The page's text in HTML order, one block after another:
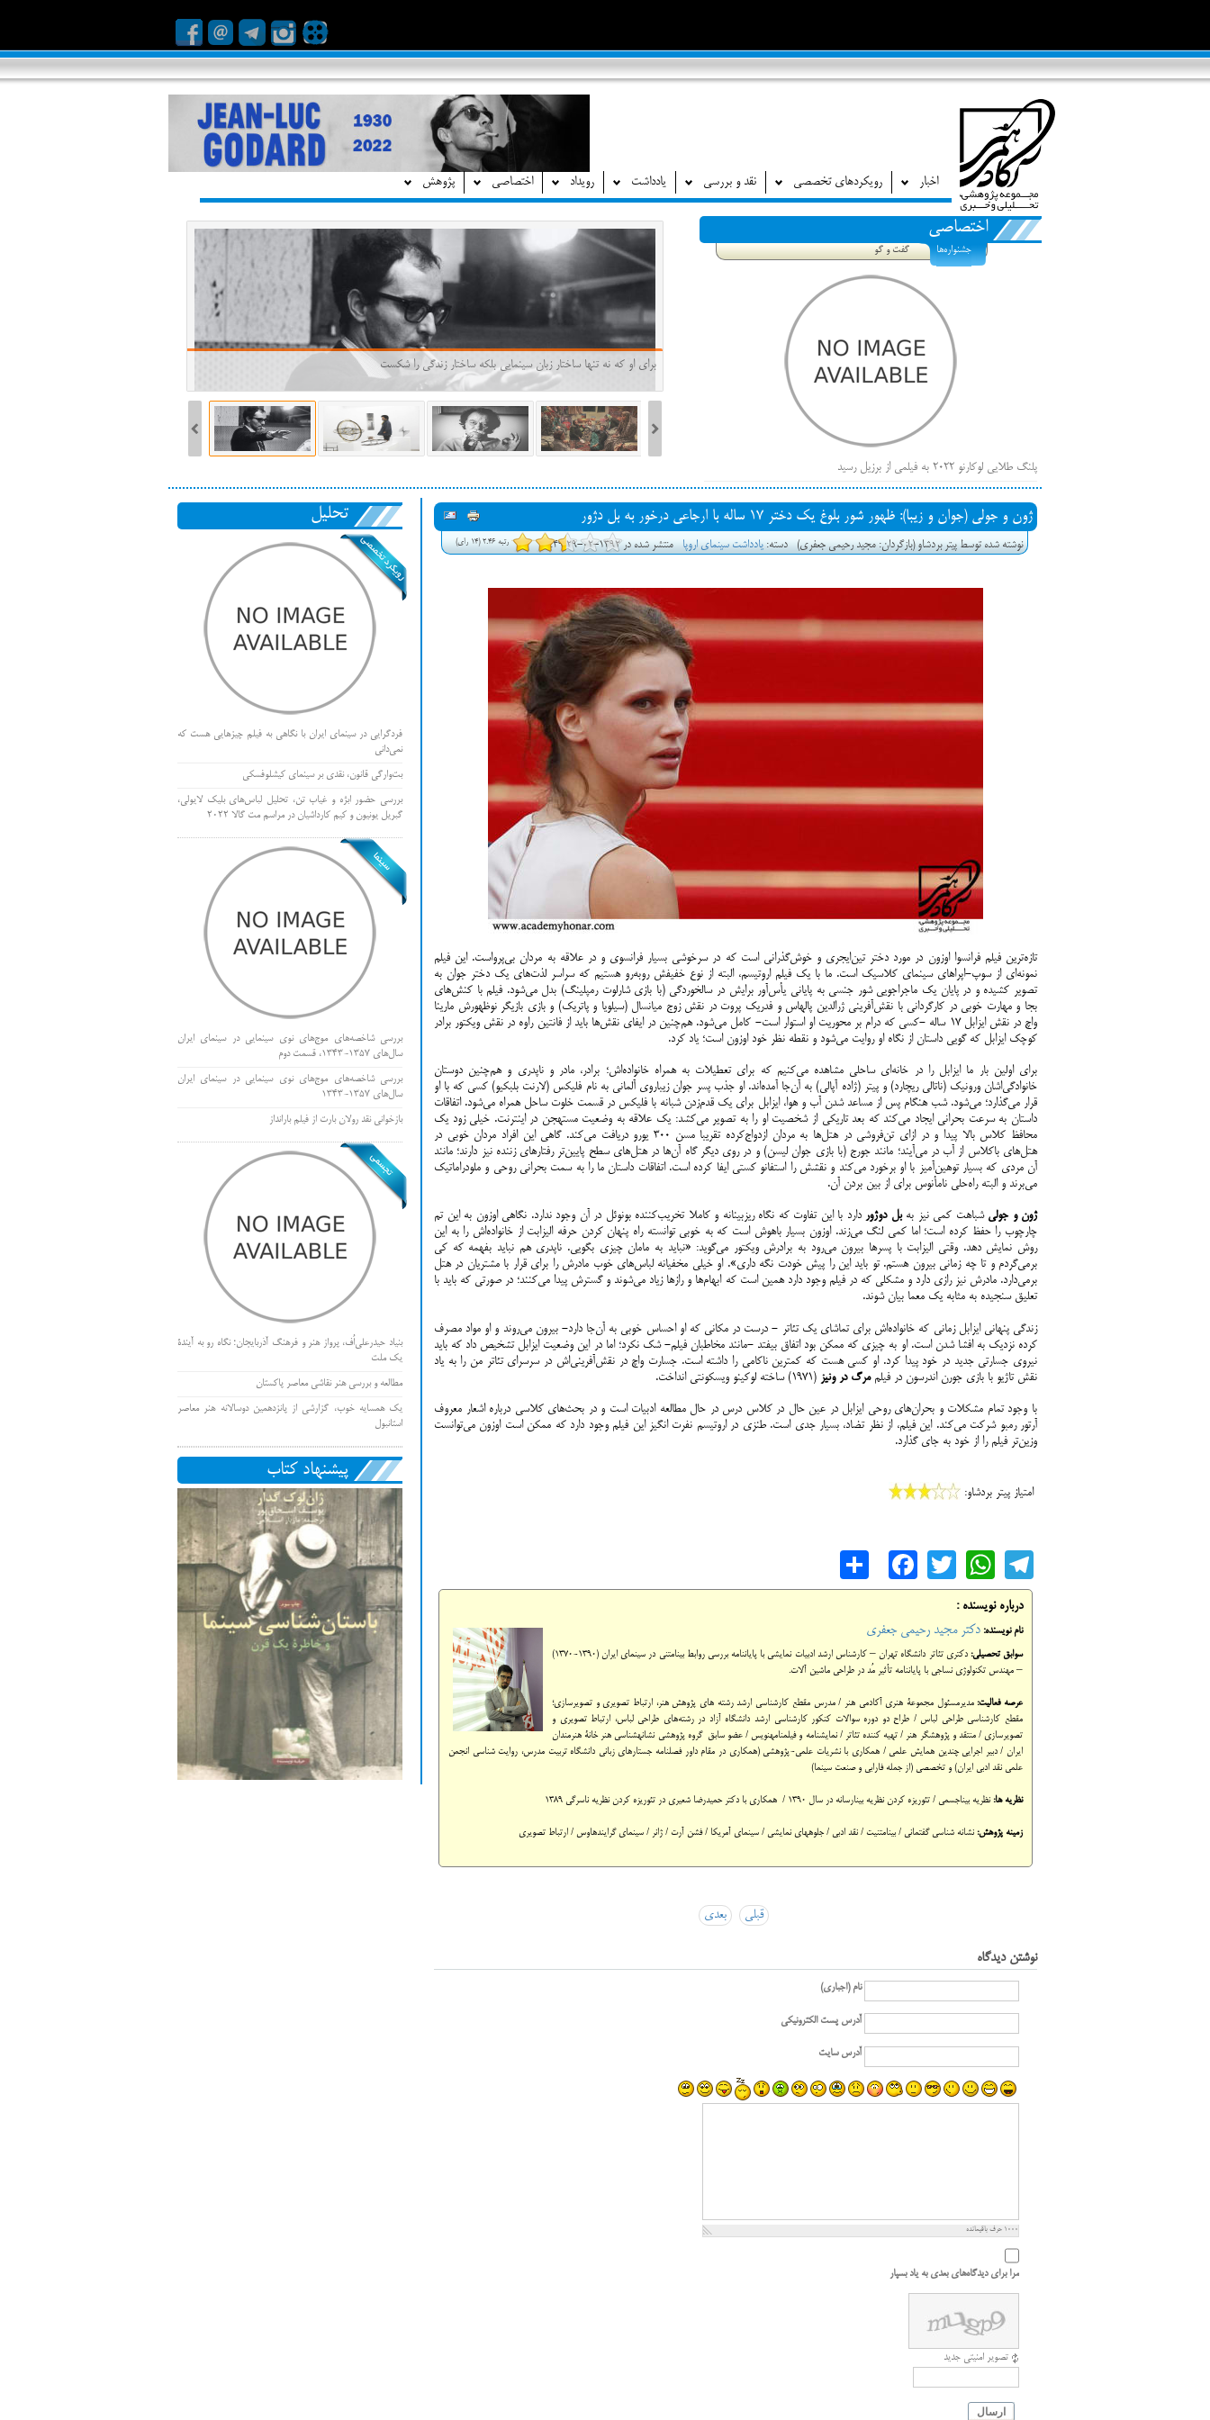
اخبار رویکردهای تخصصی نقد و بررسی یادداشت رویداد اختصاصی پژوهش
اختصاصی
جشنواره‌ها گفت و گو
پلنگ طلایی لوکارنو ۲۰۲۲ به فیلمی از برزیل رسید
فهرست فیلم‌های بخش مسابقه جشنواره فیلم ونیز ۲۰۲۲ مشخص شد، سهم پررنگ
ایرانی‌ها
بیرون راندن فیلم‌های منتسب به حامیان کرملین از جشنواره کن، راه برای مستقل‌ها
باز است
برای او که نه تنها ساختار زبان سینمایی بلکه ساختار زندگی را شکست
ژون و جولی (جوان و زیبا): ظهور شور بلوغ یک دختر 17 ساله با ارجاعی درخور به بل دژور
رتبه 2.46 (14 رای) نوشته شده توسط پیتر بردشاو (بازگردان: مجید رحیمی جعفری) دسته:یادداشت سینمای اروپا منتشر شده در 1392-02-29 00:49
تازه‌ترین فیلم فرانسوا اوزون در مورد دختر تین‌ایجری و خوش‌گذرانی است که در سرخوشی بسیار فرانسوی و در علاقه به مردان بی‌پرواست. این فیلم
نمونه‌ای از سوپ‌-اپراهای سینمای کلاسیک است. ما با یک فیلم اروتیسم، البته از نوع خفیفش روبه‌رو هستیم که سراسر لذت‌های یک دختر جوان به
تصویر کشیده و در پایان یک ماجراجویی شور جنسی‌ به پایانی یأس‌آور برایش در سالخوردگی (با بازی شارلوت رمپلینگ) بدل می‌شود. فیلم با کنش‌های
بجا و مهارت خوبی در کارگردانی با نقش‌آفرینی ژرالدین پالهاس و فدریک پروت در نقش زوج میانسال (سیلویا و پاتریک) و بازی بازیگر نوظهورش مارینا
واچ در نقش ایزابل 17 ساله -کسی که درام بر محوریت او استوار است- کامل می‌شود. هم‌چنین در ایفای نقش‌ها باید از فانتین راوه در نقش ویکتور برادر
کوچک ایزابل که گویی داستان از نگاه او روایت می‌شود و نقطه نظر خود اوزون است؛ یاد کرد.
برای اولین بار ما ایزابل را در خانه‌ای ساحلی مشاهده می‌کنیم که برای تعطیلات به همراه خانواده‌اش؛ برادر، مادر و ناپدری و هم‌چنین دوستان
خانوادگی‌اشان ورونیک (ناتالی ریچارد) و پیتر (ژاده آپالی) به آن‌جا آمده‌اند. او جذب پسر جوان زیباروی آلمانی به نام فلیکس (لارنت بلبکیو) کسی که با او
قرار می‌گذارد؛ می‌شود. شب هنگام پس از مساعد شدن آب و هوا، ایزابل برای یک قدم‌زدن شبانه با فلیکس در قسمت خلوت ساحل همراه می‌شود. اتفاقات
داستان به سرعت بحرانی ایجاد می‌کند که بعد تاریکی از شخصیت او را به تصویر می‌کشد: یک علاقه به وضعیت مستهجن در اینترنت. خیلی زود یک
محافظ کلاس بالا پیدا و در ازای تن‌فروشی در هتل‌ها به مردان ازدواج‌کرده تقریبا مسن 300 یورو دریافت می‌کند. گاهی این افراد مردان خوبی در
هتل‌های باکلاس از آب در می‌آیند؛ مانند جورج (با بازی جوان لیسن) و در روی دیگر گاه آن‌ها در هتل‌های سطح پایین‌تر رفتارهای زننده نیز دارند؛ مانند
آن مردی که بسیار توهین‌آمیز با او برخورد می‌کند و نقشش را استفانو کستی ایفا کرده است. اتفاقات داستان ما را به سمت بحرانی روحی و ملودراماتیک
می‌برند و البته راه‌حلی نامأنوس برای از بین بردن آن.
ژون و جولی شباهت کمی نیز بهبل دوژور دارد با این تفاوت که نگاه ریزبینانه و کاملا تخریب‌کننده بونوئل در آن وجود ندارد. نگاهی اوزون به این تم
چارچوب را حفظ کرده است؛ اما کمی لنگ می‌زند. اوزون بسیار باهوش است که به خوبی توانسته راه پنهان کردن حرفه الیزابت از خانواده‌اش را به این
روش نمایش دهد. وقتی الیزابت با پسرها بیرون می‌رود به برادرش ویکتور می‌گوید: «نباید به مامان چیزی بگویی. ناپدری هم نباید بفهمه که کی
برمی‌گردم و تا چه زمانی بیرون هستم. تو باید این را پیش خودت نگه داری». او خیلی مخفیانه لباس‌های خوب مادرش را برای قرار با مشتریان در هتل
برمی‌دارد. مادرش نیز رازی دارد و مشکلی که در فیلم وجود دارد همین است که ابهام‌ها و رازها زیاد می‌شوند و گسترش پیدا می‌کنند؛ در صورتی که باید با
تعلیق سنجیده به مثابه یک معما بیان شوند.
زندگی پنهانی ایزابل زمانی که خانواده‌اش برای تماشای یک تئاتر - درست در مکانی که او احساس خوبی به آن‌جا دارد- بیرون می‌روند و او مواد مصرف
کرده نزدیک به افشا شدن است. او به چیزی که ممکن بود اتفاق بیفتد -مانند مخاطبان فیلم- شک نکرد؛ اما در این وضعیت ایزابل تشخیص داد که باید
نیروی جسارتی جدید در خود پیدا کرد. او کسی هست که کمترین ناکامی را داشته است. جسارت واچ در نقش‌آفرینی‌اش در سرسرای تئاتر من را به یاد
نقش تاژیو با بازی جورن اندرسون در فیلممرگ در ونیز (1971) ساخته لوکینو ویسکونتی انداخت.
با وجود تمام مشکلات و بحران‌های روحی ایزابل در عین حال در کلاس درس در حال مطالعه ادبیات است و در بحث‌های کلاسی درباره اشعار معروف
آرتور رمبو شرکت می‌کند. این فیلم، از نظر تضاد، بسیار جدی است. طنزی در اروتیسم نفرت انگیز این فیلم وجود دارد که ممکن است اوزون می‌توانست
وزین‌تر فیلم را از خود به جای گذارد.
امتیاز پیتر بردشاو:
Telegram
WhatsApp
Twitter
Facebook
درباره نویسنده :
نام نویسنده: دکتر مجید رحیمی جعفری
سوابق تحصیلی:
دکتری تئاتر دانشگاه تهران – کارشناس ارشد ادبیات نمایشی با پایان‎نامه بررسی روابط بینامتنی در سینمای ایران (1390-1370)
– مهندس تکنولوژی نساجی با پایان‎نامه تأثیر مُد در طراحی ماشین آلات.
عرصه فعالیت:مدیرمسئول مجموعة هنری آکادمی هنر / مدرس مقطع کارشناسی ارشد رشته های پژوهش هنر، ارتباط تصویری و تصویرسازی؛
مقطع کارشناسی طراحی لباس / طراح دو دوره سوالات کنکور کارشناسی ارشد دانشگاه آزاد در رشته‌های طراحی لباس، ارتباط تصویری و
تصویرسازی / منتقد و پژوهشگر هنر / تهیه کننده تئاتر / نمایشنامه و فیلمنامه‎نویس / عضو سابق گروه پژوهشی نشانه‎شناسی هنر خانة هنرمندان
ایران / دبیر اجرایی چندین همایش‎ علمی / همکاری با نشریات علمی-پژوهشی (همکاری در مقام داور فصلنامه جستارهای زبانی دانشگاه تربیت مدرس، روایت شناسی انجمن
علمی نقد ادبی ایران) و تخصصی (از جمله فارابی و صنعت سینما)
نظریه ها: نظریه بیناجسمی / تئوریزه کردن نظریه بینارسانه در سال 1390 / همکاری با دکتر حمیدرضا شعیری در تئوریزه کردن نظریه ناسرگی 1389
زمینه پژوهش: نشانه شناسی گفتمانی / بینامتنیت / نقد ادبی / جلوه‎های نمایشی / سینمای آمریکا / فشن آرت / ژانر / سینمای گرایندهاوس / ارتباط تصویری
قبلی بعدی
نوشتن دیدگاه
نام (اجباری)
آدرس پست الکترونیکی
آدرس سایت
1000 حرف باقیمانده
مرا برای دیدگاه‌های بعدی به یاد بسپار
تصویر امنیتی جدید
ارسال
تحلیل
فردگرایی در سینمای ایران با نگاهی به فیلم چیزهایی هست که
نمی‌دانی
بت‌وارگی قانون، نقدی بر سینمای کیشلوفسکی
بررسی حضور ابژه و غیاب تن، تحلیل لباس‌های بلیک لایولی،
گبریل یونیون و کیم کارداشیان در مراسم مت گالا ۲۰۲۲
بررسی شاخصه‌های موج‌های نوی سینمایی در سینمای ایران
سال‌های 1357-1343، قسمت دوم
بررسی شاخصه‌های موج‌های نوی سینمایی در سینمای ایران
سال‌های 1357-1343
بازخوانی نقد رولان بارت از فیلم بارانداز
بنیاد حیدرعلی‌اُف، پرواز هنر و فرهنگ آذربایجان؛ نگاه رو به آیندۀ
یک ملت
مطالعه و بررسی هنر نقاشی معاصر پاکستان
یک همسایه خوب، گزارشی از پانزدهمین دوسالانه هنر معاصر
استانبول
پیشنهاد کتاب